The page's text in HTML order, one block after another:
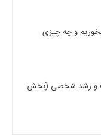
و چه چیزی
و رشد شخصی (بخش